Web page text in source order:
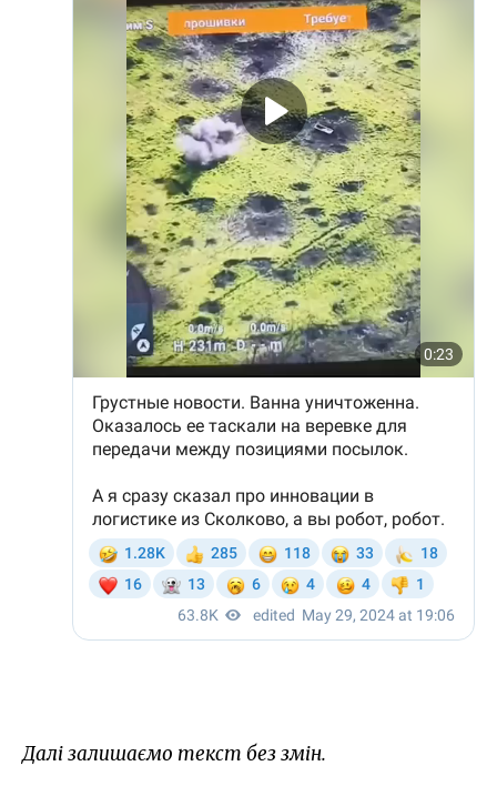
Далі залишаємо текст без змін.